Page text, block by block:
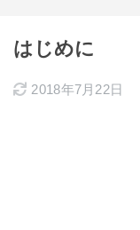
はじめに
2018年7月22日